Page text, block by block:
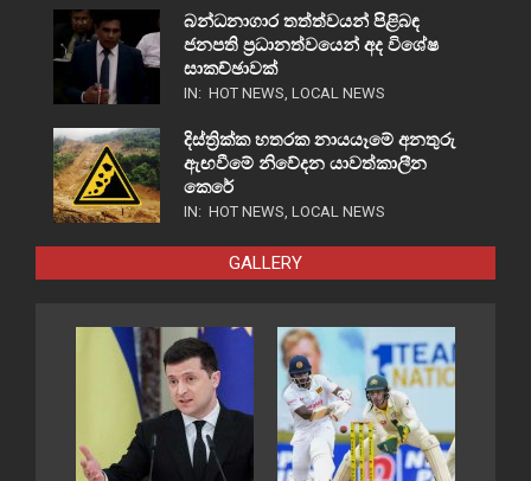
බන්ධනාගාර තත්ත්වයන් පිළිබඳ
ජනපති ප්‍රධානත්වයෙන් අද විශේෂ
සාකච්ඡාවක්
IN: HOT NEWS, LOCAL NEWS
දිස්ත්‍රික්ක හතරක නායයෑමේ අනතුරු
ඇඟවීමේ නිවේදන යාවත්කාලීන
කෙරේ
IN: HOT NEWS, LOCAL NEWS
GALLERY